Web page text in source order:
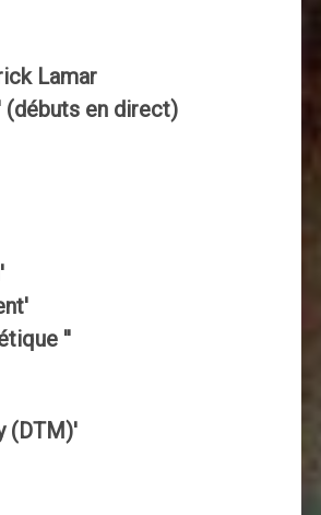
Lamar
(débuts en direct)
''
(DTM)'